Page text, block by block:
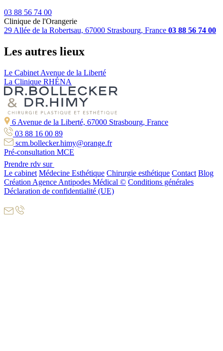
03 88 56 74 00
Clinique de l'Orangerie
29 Allée de la Robertsau, 67000 Strasbourg, France 03 88 56 74 00
Les autres lieux
Le Cabinet Avenue de la Liberté
La Clinique RHÉNA
6 Avenue de la Liberté, 67000 Strasbourg, France
03 88 16 00 89
scm.bollecker.himy@orange.fr
Pré-consultation MCE
Prendre rdv sur
Le cabinet Médecine Esthétique Chirurgie esthétique Contact Blog
Création Agence Antipodes Médical © Conditions générales
Déclaration de confidentialité (UE)